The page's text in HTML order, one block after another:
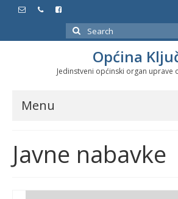
Search
for:
Općina
Jedinstveni općinski organ uprave
Menu
Službeni glasnici
Javne nabavke
Javne nabavke